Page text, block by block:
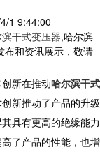
1 9:44:00
干式变压器,哈尔滨
布和资讯展示，敬请
新在推动哈尔滨干式
新推动了产品的升级
具有更高的绝缘能力
了产品的性能，也增